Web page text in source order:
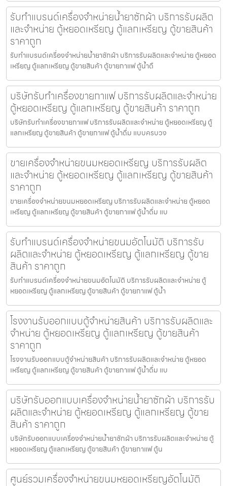
รับทำแบรนด์เครื่องจำหน่ายน้ำยาซักผ้า บริการรับผลิต
และจำหน่าย ตู้หยอดเหรียญ ตู้แลกเหรียญ ตู้ขายสินค้า
ราคาถูก
รับทำแบรนด์เครื่องจำหน่ายน้ำยาซักผ้า บริการรับผลิตและจำหน่าย ตู้หยอด
เหรียญ ตู้แลกเหรียญ ตู้ขายสินค้า ตู้ขายกาแฟ ตู้น้ำดื
บริษัทรับทำเครื่องขายกาแฟ บริการรับผลิตและจำหน่าย
ตู้หยอดเหรียญ ตู้แลกเหรียญ ตู้ขายสินค้า ราคาถูก
บริษัทรับทำเครื่องขายกาแฟ บริการรับผลิตและจำหน่าย ตู้หยอดเหรียญ ตู้
แลกเหรียญ ตู้ขายสินค้า ตู้ขายกาแฟ ตู้น้ำดื่ม แบบครบวง
ขายเครื่องจำหน่ายขนมหยอดเหรียญ​ บริการรับผลิต
และจำหน่าย ตู้หยอดเหรียญ ตู้แลกเหรียญ ตู้ขายสินค้า
ราคาถูก
ขายเครื่องจำหน่ายขนมหยอดเหรียญ​ บริการรับผลิตและจำหน่าย ตู้หยอด
เหรียญ ตู้แลกเหรียญ ตู้ขายสินค้า ตู้ขายกาแฟ ตู้น้ำดื่ม แบ
รับทำแบรนด์เครื่องจำหน่ายขนม​อัตโนมัติ บริการรับ
ผลิตและจำหน่าย ตู้หยอดเหรียญ ตู้แลกเหรียญ ตู้ขาย
สินค้า ราคาถูก
รับทำแบรนด์เครื่องจำหน่ายขนม​อัตโนมัติ บริการรับผลิตและจำหน่าย ตู้
หยอดเหรียญ ตู้แลกเหรียญ ตู้ขายสินค้า ตู้ขายกาแฟ ตู้น้ำ
โรงงานรับออกแบบตู้จำหน่ายสินค้า บริการรับผลิตและ
จำหน่าย ตู้หยอดเหรียญ ตู้แลกเหรียญ ตู้ขายสินค้า
ราคาถูก
โรงงานรับออกแบบตู้จำหน่ายสินค้า บริการรับผลิตและจำหน่าย ตู้หยอด
เหรียญ ตู้แลกเหรียญ ตู้ขายสินค้า ตู้ขายกาแฟ ตู้น้ำดื่ม แบ
บริษัทรับออกแบบเครื่องจำหน่ายน้ำยาซักผ้า บริการรับ
ผลิตและจำหน่าย ตู้หยอดเหรียญ ตู้แลกเหรียญ ตู้ขาย
สินค้า ราคาถูก
บริษัทรับออกแบบเครื่องจำหน่ายน้ำยาซักผ้า บริการรับผลิตและจำหน่าย ตู้
หยอดเหรียญ ตู้แลกเหรียญ ตู้ขายสินค้า ตู้ขายกาแฟ ตู้น
ศูนย์รวมเครื่องจำหน่ายขนมหยอดเหรียญ​​อัตโนมัติ